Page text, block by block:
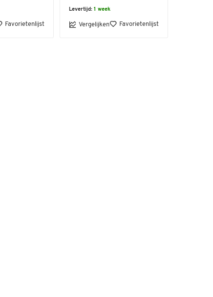
Favorietenlijst
Levertijd: 1 week
Vergelijken Favorietenlijst